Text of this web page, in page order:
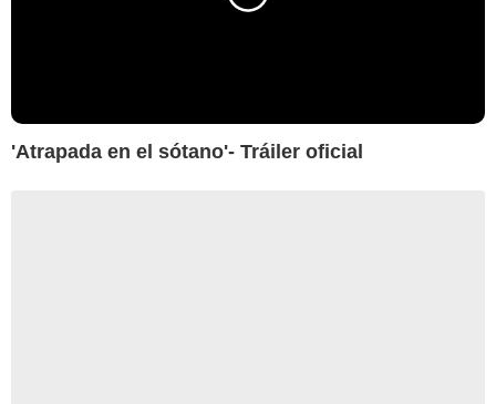
'Atrapada en el sótano'- Tráiler oficial